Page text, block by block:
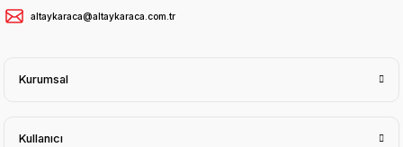
altaykaraca@altaykaraca.com.tr
Kurumsal
Kullanıcı